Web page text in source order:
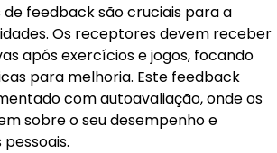
de feedback são cruciais para a
Os receptores devem receber
após exercícios e jogos, focando
para melhoria. Este feedback
com autoavaliação, onde os
sobre o seu desempenho e